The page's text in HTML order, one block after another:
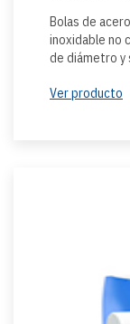
Bolas de
inoxidable no
de diámetro y
Ver producto